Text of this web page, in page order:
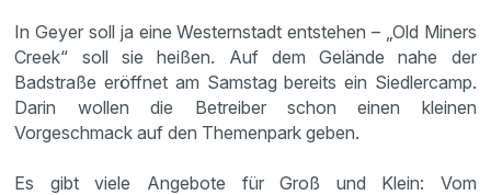
In Geyer soll ja eine Westernstadt entstehen – „Old Miners
Creek“ soll sie heißen. Auf dem Gelände nahe der
Badstraße eröffnet am Samstag bereits ein Siedlercamp.
Darin wollen die Betreiber schon einen kleinen
Vorgeschmack auf den Themenpark geben.
Es gibt viele Angebote für Groß und Klein: Vom